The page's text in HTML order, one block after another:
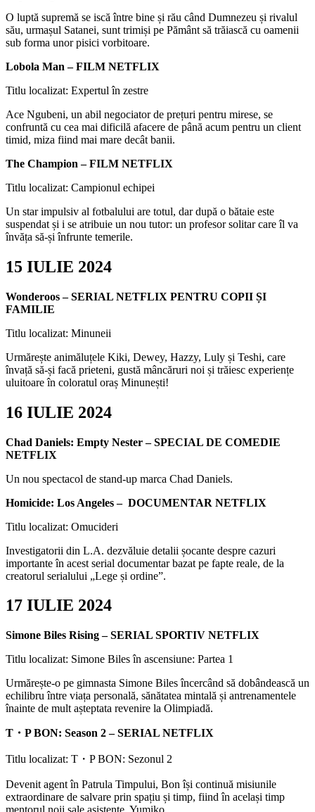
O luptă supremă se iscă între bine și rău când Dumnezeu și rivalul
său, urmașul Satanei, sunt trimiși pe Pământ să trăiască cu oamenii
sub forma unor pisici vorbitoare.
Lobola Man – FILM NETFLIX
Titlu localizat: Expertul în zestre
Ace Ngubeni, un abil negociator de prețuri pentru mirese, se
confruntă cu cea mai dificilă afacere de până acum pentru un client
timid, miza fiind mai mare decât banii.
The Champion – FILM NETFLIX
Titlu localizat: Campionul echipei
Un star impulsiv al fotbalului are totul, dar după o bătaie este
suspendat și i se atribuie un nou tutor: un profesor solitar care îl va
învăța să-și înfrunte temerile.
15 IULIE 2024
Wonderoos – SERIAL NETFLIX PENTRU COPII ȘI
FAMILIE
Titlu localizat: Minuneii
Urmărește animăluțele Kiki, Dewey, Hazzy, Luly și Teshi, care
învață să-și facă prieteni, gustă mâncăruri noi și trăiesc experiențe
uluitoare în coloratul oraș Minunești!
16 IULIE 2024
Chad Daniels: Empty Nester – SPECIAL DE COMEDIE
NETFLIX
Un nou spectacol de stand-up marca Chad Daniels.
Homicide: Los Angeles – DOCUMENTAR NETFLIX
Titlu localizat: Omucideri
Investigatorii din L.A. dezvăluie detalii șocante despre cazuri
importante în acest serial documentar bazat pe fapte reale, de la
creatorul serialului „Lege și ordine”.
17 IULIE 2024
Simone Biles Rising – SERIAL SPORTIV NETFLIX
Titlu localizat: Simone Biles în ascensiune: Partea 1
Urmărește-o pe gimnasta Simone Biles încercând să dobândească un
echilibru între viața personală, sănătatea mintală și antrenamentele
înainte de mult așteptata revenire la Olimpiadă.
T・P BON: Season 2 – SERIAL NETFLIX
Titlu localizat: T・P BON: Sezonul 2
Devenit agent în Patrula Timpului, Bon își continuă misiunile
extraordinare de salvare prin spațiu și timp, fiind în același timp